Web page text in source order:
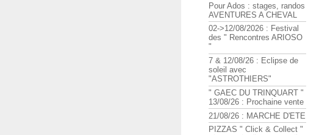
Pour Ados : stages, randos
AVENTURES A CHEVAL
02->12/08/2026 : Festival
des " Rencontres ARIOSO
"
7 & 12/08/26 : Eclipse de
soleil avec
"ASTROTHIERS"
" GAEC DU TRINQUART "
13/08/26 : Prochaine vente
21/08/26 : MARCHE D'ETE
PIZZAS " Click & Collect "